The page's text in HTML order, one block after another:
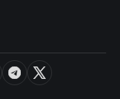
Telegram
X